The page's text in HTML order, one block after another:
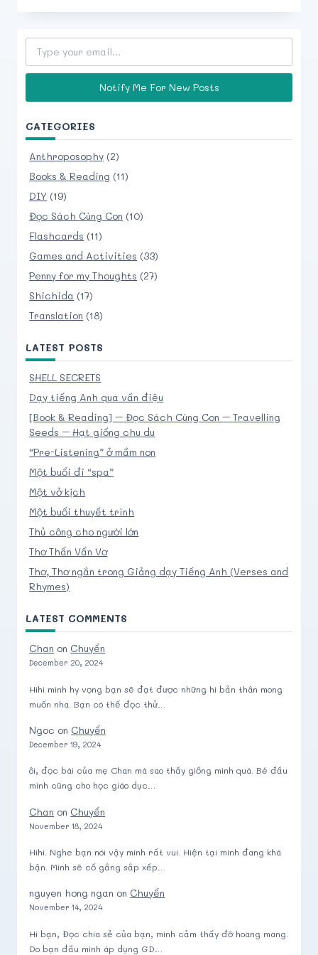
Type your email…
Notify Me For New Posts
CATEGORIES
Anthroposophy (2)
Books & Reading (11)
DIY (19)
Đọc Sách Cùng Con (10)
Flashcards (11)
Games and Activities (33)
Penny for my Thoughts (27)
Shichida (17)
Translation (18)
LATEST POSTS
SHELL SECRETS
Dạy tiếng Anh qua vần điệu
[Book & Reading] – Đọc Sách Cùng Con – Travelling
Seeds – Hạt giống chu du
“Pre-Listening” ở mầm non
Một buổi đi “spa”
Một vở kịch
Một buổi thuyết trình
Thủ công cho người lớn
Thơ Thẩn Vẩn Vơ
Thơ, Thơ ngắn trong Giảng dạy Tiếng Anh (Verses and
Rhymes)
LATEST COMMENTS
Chan on Chuyển
December 20, 2024
Hihi mình hy vọng bạn sẽ đạt được những hì bản thân mong
muốn nha. Bạn có thể đọc thử…
Ngoc on Chuyển
December 19, 2024
ôi, đọc bài của mẹ Chan mà sao thấy giống mình quá. Bé đầu
mình cũng cho học giáo dục…
Chan on Chuyển
November 18, 2024
Hihi. Nghe bạn nói vậy mình rất vui. Hiện tại mình đang khá
bận. Mình sẽ cố gắng sắp xếp…
nguyen hong ngan on Chuyển
November 14, 2024
Hi bạn, Đọc chia sẻ của bạn, mình cảm thấy đỡ hoang mang.
Do bạn đầu mình áp dụng GD…